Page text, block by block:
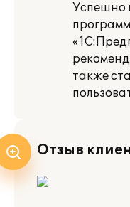
Успешно
также
Отзыв